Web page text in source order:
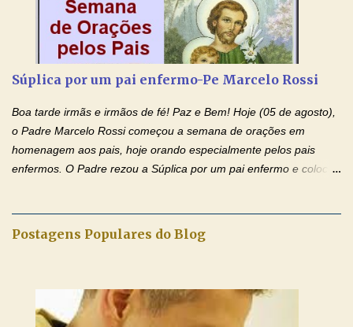
celestiais através da intercessão da Serva de Deus Nhá Chica)
(Rezar durante nove dias seguidos ou intercalados) Nhá Chica,
recorro a vós como intercessora entre a Bondade Divina e as
necessidades humanas. Peço-vos, como favor espiritual, que
entregueis nas mãos do Santíssimo o meu pedido urgente (Fazer
o pedido). Acolhei, Nhá Chica, no vosso coração bondoso as
minhas necessidades e amparai-me nesta oração (Fazer o ...
Súplica por um pai enfermo-Pe Marcelo Rossi
Boa tarde irmãs e irmãos de fé! Paz e Bem! Hoje (05 de agosto),
o Padre Marcelo Rossi começou a semana de orações em
homenagem aos pais, hoje orando especialmente pelos pais
enfermos. O Padre rezou a Súplica por um pai enfermo e colocou
de Nossa Senhora. Adriana dos Anjos-Devoção e Fé Mensagem
aos nossos pais. Hoje nossas orações serão focadas nos pais
que não se encontram bem de saúde, OS PAIS ENFERMOS!
Postagens Populares do Blog